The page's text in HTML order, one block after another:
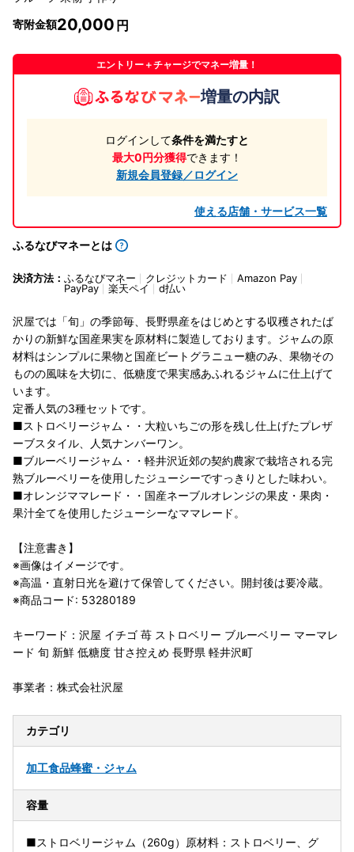
寄附金額20,000
エントリー＋チャージでマネー増量！
増量の内訳
ログインして条件を満たすと
最大0円分獲得できます！
新規会員登録／ログイン
使える店舗・サービス一覧
ふるなびマネーとは
決済方法： ふるなびマネー クレジットカード
Amazon Pay
PayPay
楽天ペイ d払い
沢屋では「旬」の季節毎、長野県産をはじめとする収穫されたば
かりの新鮮な国産果実を原材料に製造しております。ジャムの原
材料はシンプルに果物と国産ビートグラニュー糖のみ、果物その
ものの風味を大切に、低糖度で果実感あふれるジャムに仕上げて
います。
定番人気の3種セットです。
■ストロベリージャム・・大粒いちごの形を残し仕上げたプレザ
ーブスタイル、人気ナンバーワン。
■ブルーベリージャム・・軽井沢近郊の契約農家で栽培される完
熟ブルーベリーを使用したジューシーですっきりとした味わい。
■オレンジママレード・・国産ネーブルオレンジの果皮・果肉・
果汁全てを使用したジューシーなママレード。
【注意書き】
※画像はイメージです。
※高温・直射日光を避けて保管してください。開封後は要冷蔵。
※商品コード: 53280189
キーワード：沢屋 イチゴ 苺 ストロベリー ブルーベリー マーマレ
ード 旬 新鮮 低糖度 甘さ控えめ 長野県 軽井沢町
事業者：株式会社沢屋
カテゴリ
加工食品蜂蜜・ジャム
容量
■ストロベリージャム（260g）原材料：ストロベリー、グ